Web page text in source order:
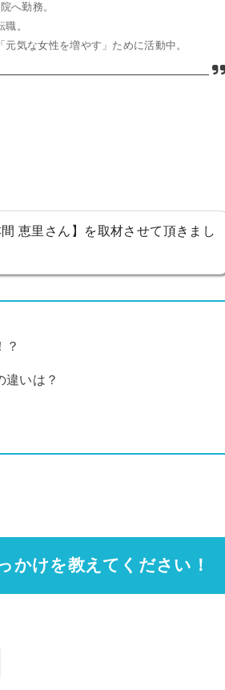
へ勤務。
。
気な女性を増やす」ために活動中。
恵里さん】を取材させて頂きまし
？
いは？
かけを教えてください！